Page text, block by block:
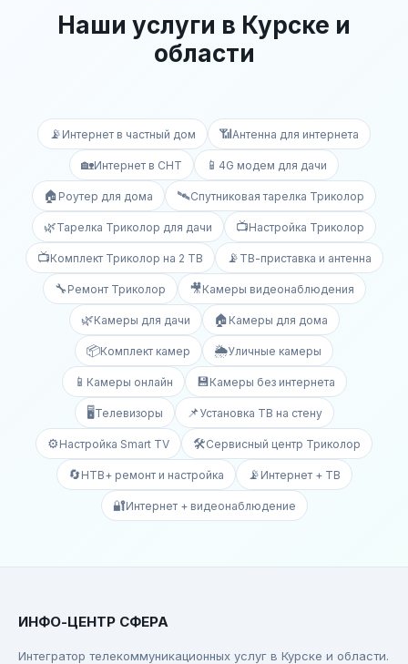
Наши услуги в Курске и
области
📡 Интернет в частный дом 📶Антенна для интернета
🏡Интернет в СНТ 📱 4G модем для дачи
🏠 Роутер для дома 🛰️Спутниковая тарелка Триколор
🌿Тарелка Триколор для дачи 📺Настройка Триколор
📺Комплект Триколор на 2 ТВ 📡 ТВ-приставка и антенна
🔧Ремонт Триколор 🎥Камеры видеонаблюдения
🌿Камеры для дачи 🏠 Камеры для дома
📦Комплект камер 🌦️Уличные камеры
📱 Камеры онлайн 💾Камеры без интернета
🖥️Телевизоры 📌Установка ТВ на стену
⚙️ Настройка Smart TV 🛠️Сервисный центр Триколор
🔄НТВ+ ремонт и настройка 📡 Интернет + ТВ
🔐Интернет + видеонаблюдение
ИНФО-ЦЕНТР СФЕРА
Интегратор телекоммуникационных услуг в Курске и области.